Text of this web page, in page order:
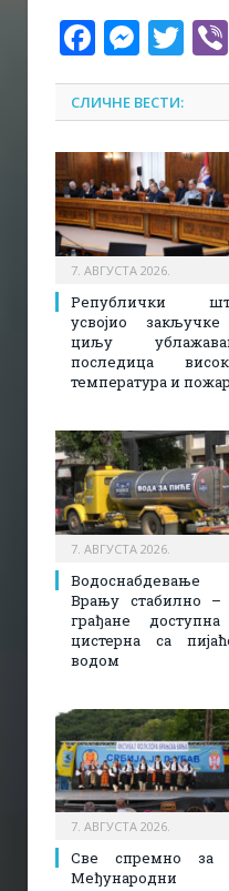
СЛИЧНЕ ВЕСТИ:
7. АВГУСТА 2026.
Републички
усвојио
циљу
последица
температура и
7. АВГУСТА 2026.
Врању стабилно –
грађане
цистерна са
водом
7. АВГУСТА 2026.
Све спремно за
Међународни